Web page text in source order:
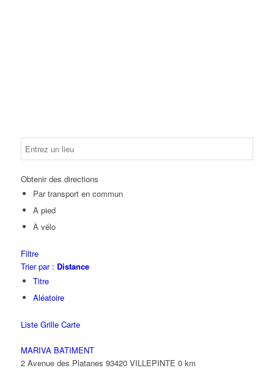
Obtenir des directions
Par transport en commun
A pied
À vélo
Filtre
Trier par : Distance
Titre
Aléatoire
Liste Grille Carte
MARIVA BATIMENT
2 Avenue des Platanes 93420 VILLEPINTE 0 km